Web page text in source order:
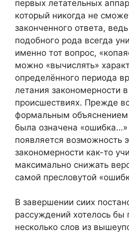
первых летательных
который никогда не
законченного ответа,
подобного рода всегда
именно тот вопрос,
можно «вычислять»
определённого периода
летания закономерности
происшествиях. Прежде
формальным объяснением
была означена
появляется возможность
закономерности как-то
максимально снижать
самой пресловутой
В завершении сиих
рассуждений хотелось бы
несколько слов из